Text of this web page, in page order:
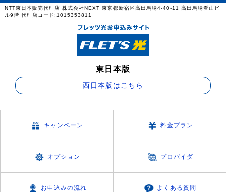
NTT東日本販売代理店 株式会社NEXT 東京都新宿区高田馬場4-40-11 高田馬場看山ビ
ル9階 代理店コード:1015353811
東日本版
西日本版はこちら
キャンペーン 料金プラン
オプション プロバイダ
お申込みの流れ よくある質問